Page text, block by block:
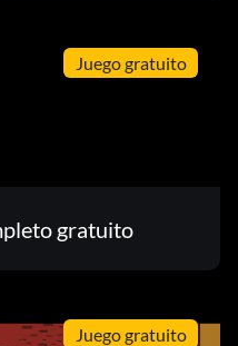
Juego gratuito
gratuito
Juego gratuito